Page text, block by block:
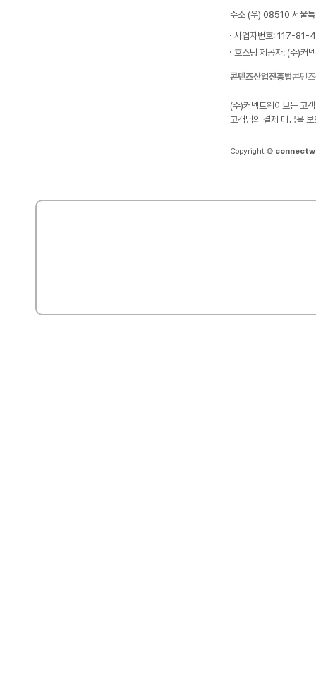
주소 (우) 08510 서울
사업자번호: 117-81-
호스팅 제공자: (주)커
콘텐츠산업진흥법콘텐
(주)커넥트웨이브는 고
고객님의 결제 대금을
Copyright ©